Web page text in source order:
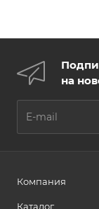
на
Компания
Каталог